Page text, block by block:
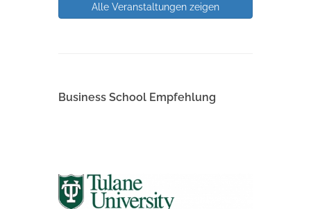
Alle Veranstaltungen zeigen
Business School Empfehlung